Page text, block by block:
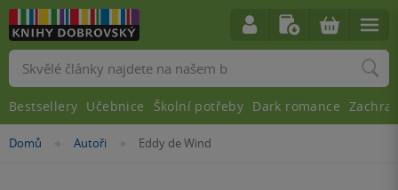
Nacházíte
Domů »Autoři »
Eddy de Wind
Vyhledávání
Bestsellery Učebnice Školní potřeby Dark romance